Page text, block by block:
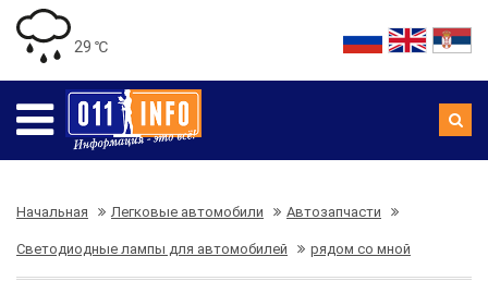
29 ℃
Начальная Легковые автомобили Автозапчасти
Светодиодные лампы для автомобилей рядом со мной